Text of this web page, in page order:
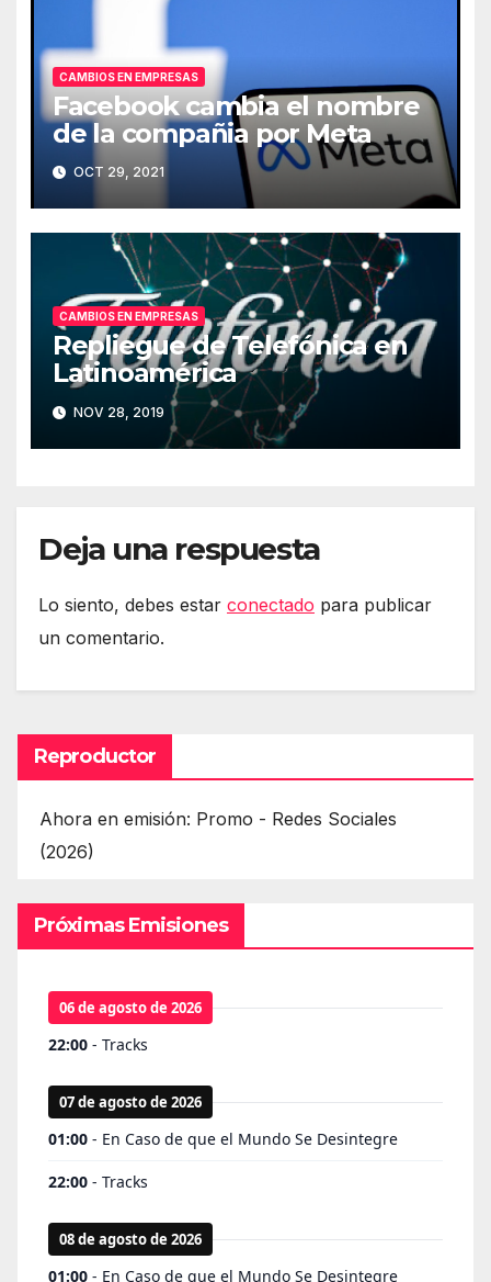
CAMBIOS EN EMPRESAS
Facebook cambia el nombre
de la compañia por Meta
OCT 29, 2021
CAMBIOS EN EMPRESAS
Repliegue de Telefónica en
Latinoamérica
NOV 28, 2019
Deja una respuesta
Lo siento, debes estar conectado para publicar
un comentario.
Reproductor
Ahora en emisión: Promo - Redes Sociales
(2026)
Próximas Emisiones